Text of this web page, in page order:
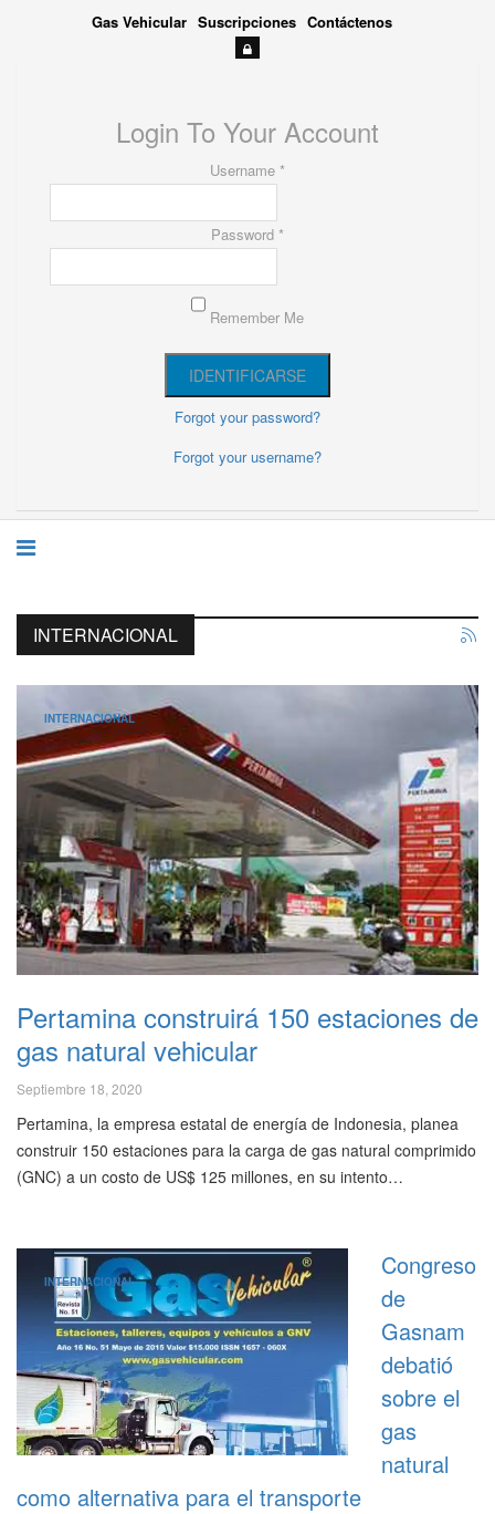
Gas Vehicular Suscripciones Contáctenos
Login To Your Account
Username *
Password *
Remember Me
Forgot your password?
Forgot your username?
INTERNACIONAL
INTERNACIONAL
Pertamina construirá 150 estaciones de
gas natural vehicular
Septiembre 18, 2020
Pertamina, la empresa estatal de energía de Indonesia, planea
construir 150 estaciones para la carga de gas natural comprimido
(GNC) a un costo de US$ 125 millones, en su intento…
INTERNACIONAL
Congreso
de
Gasnam
debatió
sobre el
gas
natural
como alternativa para el transporte